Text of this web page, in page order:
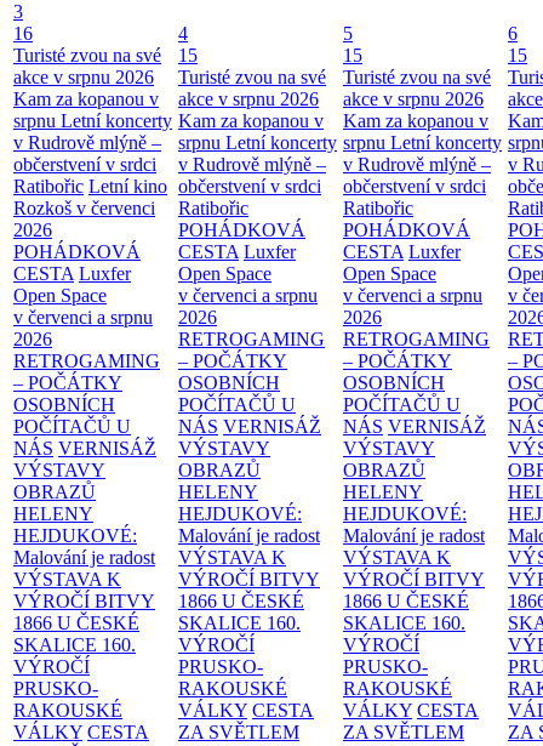
3
16
Turisté zvou na své
akce v srpnu 2026
Kam za kopanou v
srpnu Letní koncerty
v Rudrově mlýně –
občerstvení v srdci
Ratibořic Letní kino
Rozkoš v červenci
2026
POHÁDKOVÁ
CESTA Luxfer
Open Space
v červenci a srpnu
2026
RETROGAMING
– POČÁTKY
OSOBNÍCH
POČÍTAČŮ U
NÁS VERNISÁŽ
VÝSTAVY
OBRAZŮ
HELENY
HEJDUKOVÉ:
Malování je radost
VÝSTAVA K
VÝROČÍ BITVY
1866 U ČESKÉ
SKALICE 160.
VÝROČÍ
PRUSKO-
RAKOUSKÉ
VÁLKY CESTA
4
15
Turisté zvou na své
akce v srpnu 2026
Kam za kopanou v
srpnu Letní koncerty
v Rudrově mlýně –
občerstvení v srdci
Ratibořic
POHÁDKOVÁ
CESTA Luxfer
Open Space
v červenci a srpnu
2026
RETROGAMING
– POČÁTKY
OSOBNÍCH
POČÍTAČŮ U
NÁS VERNISÁŽ
VÝSTAVY
OBRAZŮ
HELENY
HEJDUKOVÉ:
Malování je radost
VÝSTAVA K
VÝROČÍ BITVY
1866 U ČESKÉ
SKALICE 160.
VÝROČÍ
PRUSKO-
RAKOUSKÉ
VÁLKY CESTA
ZA SVĚTLEM
5
15
Turisté zvou na své
akce v srpnu 2026
Kam za kopanou v
srpnu Letní koncerty
v Rudrově mlýně –
občerstvení v srdci
Ratibořic
POHÁDKOVÁ
CESTA Luxfer
Open Space
v červenci a srpnu
2026
RETROGAMING
– POČÁTKY
OSOBNÍCH
POČÍTAČŮ U
NÁS VERNISÁŽ
VÝSTAVY
OBRAZŮ
HELENY
HEJDUKOVÉ:
Malování je radost
VÝSTAVA K
VÝROČÍ BITVY
1866 U ČESKÉ
SKALICE 160.
VÝROČÍ
PRUSKO-
RAKOUSKÉ
VÁLKY CESTA
ZA SVĚTLEM
6
15
v
v
–
ZA